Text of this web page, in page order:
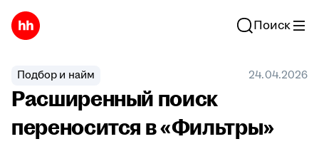
Поиск
Подбор и найм 24.04.2026
Расширенный поиск
переносится в «Фильтры»